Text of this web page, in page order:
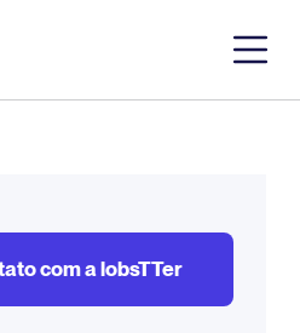
com a lobsTTer